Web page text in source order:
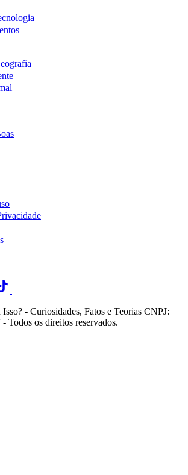
- Curiosidades, Fatos e Teorias CNPJ:
Todos os direitos reservados.